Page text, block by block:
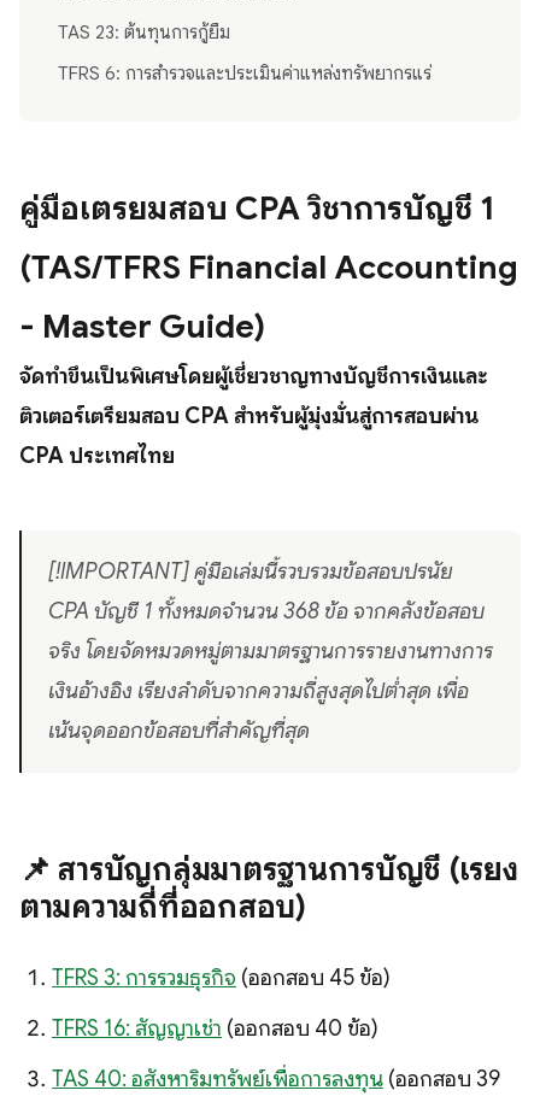
TAS 23: ต้นทุนการกู้ยืม
TFRS 6: การสำรวจและประเมินค่าแหล่งทรัพยากรแร่
คู่มือเตรียมสอบ CPA วิชาการบัญชี 1
(TAS/TFRS Financial Accounting
- Master Guide)
จัดทำขึ้นเป็นพิเศษโดยผู้เชี่ยวชาญทางบัญชีการเงินและ
ติวเตอร์เตรียมสอบ CPA สำหรับผู้มุ่งมั่นสู่การสอบผ่าน
CPA ประเทศไทย
[!IMPORTANT] คู่มือเล่มนี้รวบรวมข้อสอบปรนัย
CPA บัญชี 1 ทั้งหมดจำนวน 368 ข้อ จากคลังข้อสอบ
จริง โดยจัดหมวดหมู่ตามมาตรฐานการรายงานทางการ
เงินอ้างอิง เรียงลำดับจากความถี่สูงสุดไปต่ำสุด เพื่อ
เน้นจุดออกข้อสอบที่สำคัญที่สุด
📌 สารบัญกลุ่มมาตรฐานการบัญชี (เรียง
ตามความถี่ที่ออกสอบ)
TFRS 3: การรวมธุรกิจ (ออกสอบ 45 ข้อ)
TFRS 16: สัญญาเช่า (ออกสอบ 40 ข้อ)
TAS 40: อสังหาริมทรัพย์เพื่อการลงทุน (ออกสอบ 39